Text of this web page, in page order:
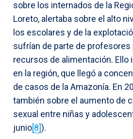
sobre los internados de la
Loreto, alertaba sobre el alto
los escolares y de la
sufrían de parte de profesores
recursos de alimentación. Ello
en la región, que llegó a
de casos de la Amazonía. En
también sobre el aumento de
sexual entre niñas y
junio[8]).